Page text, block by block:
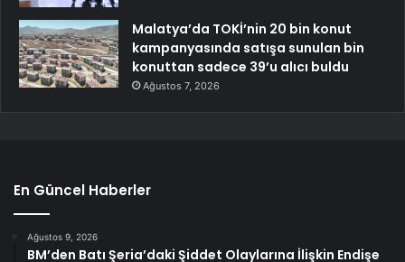
Malatya’da TOKİ’nin 20 bin konut
kampanyasında satışa sunulan bin
konuttan sadece 39’u alıcı buldu
Ağustos 7, 2026
En Güncel Haberler
Ağustos 9, 2026
BM’den Batı Şeria’daki Şiddet Olaylarına İlişkin Endişe